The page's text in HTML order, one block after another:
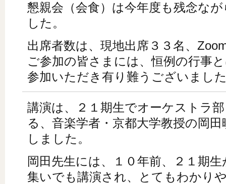
懇親会（会食）は今年度も残念な
した。
出席者数は、現地出席３３名、
ご参加の皆さまには、恒例の行事
参加いただき有り難うございまし
講演は、２１期生でオーケストラ
る、音楽学者・京都大学教授の岡
しました。
岡田先生には、１０年前、２１期
集いでも講演され、とてもわかり